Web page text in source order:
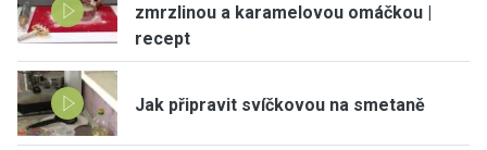
zmrzlinou a karamelovou omáčkou |
recept
Jak připravit svíčkovou na smetaně